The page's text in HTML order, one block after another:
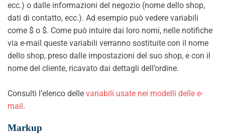
ecc.) o dalle informazioni del negozio (nome dello shop,
dati di contatto, ecc.). Ad esempio può vedere variabili
come $ o $. Come può intuire dai loro nomi, nelle notifiche
via e-mail queste variabili verranno sostituite con il nome
dello shop, preso dalle impostazioni del suo shop, e con il
nome del cliente, ricavato dai dettagli dell’ordine.
Consulti l’elenco delle variabili usate nei modelli delle e-
mail .
Markup